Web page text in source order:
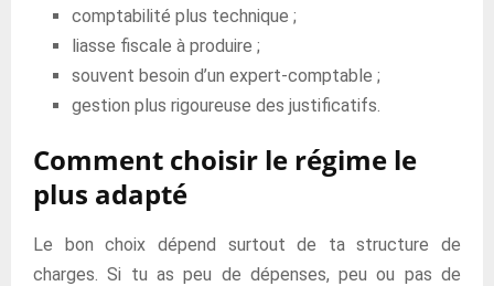
comptabilité plus technique ;
liasse fiscale à produire ;
souvent besoin d’un expert-comptable ;
gestion plus rigoureuse des justificatifs.
Comment choisir le régime le
plus adapté
Le bon choix dépend surtout de ta structure de
charges. Si tu as peu de dépenses, peu ou pas de